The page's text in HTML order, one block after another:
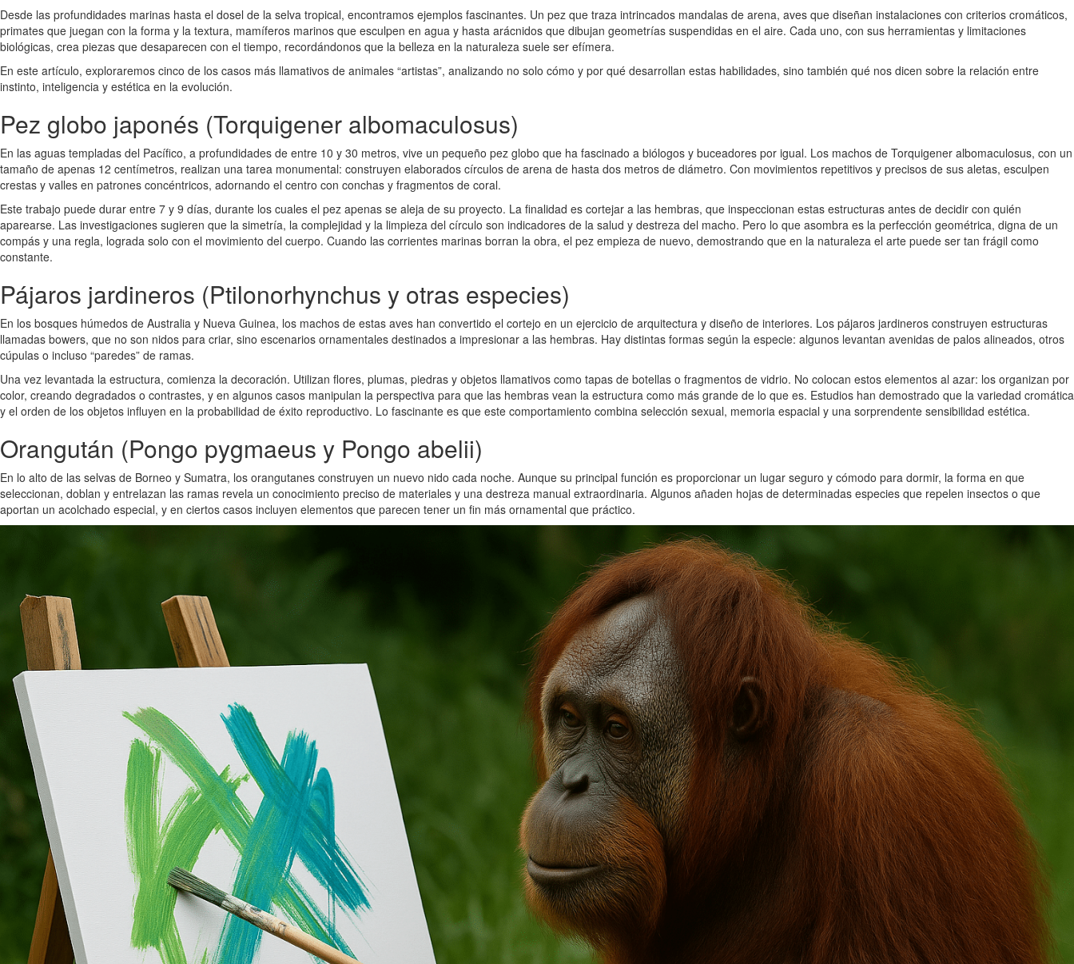
Desde las profundidades marinas hasta el dosel de la selva tropical, encontramos ejemplos fascinantes. Un pez que traza intrincados mandalas de arena, aves que diseñan instalaciones con criterios cromáticos,
primates que juegan con la forma y la textura, mamíferos marinos que esculpen en agua y hasta arácnidos que dibujan geometrías suspendidas en el aire. Cada uno, con sus herramientas y limitaciones
biológicas, crea piezas que desaparecen con el tiempo, recordándonos que la belleza en la naturaleza suele ser efímera.
En este artículo, exploraremos cinco de los casos más llamativos de animales “artistas”, analizando no solo cómo y por qué desarrollan estas habilidades, sino también qué nos dicen sobre la relación entre
instinto, inteligencia y estética en la evolución.
Pez globo japonés (Torquigener albomaculosus)
En las aguas templadas del Pacífico, a profundidades de entre 10 y 30 metros, vive un pequeño pez globo que ha fascinado a biólogos y buceadores por igual. Los machos de Torquigener albomaculosus, con un
tamaño de apenas 12 centímetros, realizan una tarea monumental: construyen elaborados círculos de arena de hasta dos metros de diámetro. Con movimientos repetitivos y precisos de sus aletas, esculpen
crestas y valles en patrones concéntricos, adornando el centro con conchas y fragmentos de coral.
Este trabajo puede durar entre 7 y 9 días, durante los cuales el pez apenas se aleja de su proyecto. La finalidad es cortejar a las hembras, que inspeccionan estas estructuras antes de decidir con quién
aparearse. Las investigaciones sugieren que la simetría, la complejidad y la limpieza del círculo son indicadores de la salud y destreza del macho. Pero lo que asombra es la perfección geométrica, digna de un
compás y una regla, lograda solo con el movimiento del cuerpo. Cuando las corrientes marinas borran la obra, el pez empieza de nuevo, demostrando que en la naturaleza el arte puede ser tan frágil como
constante.
Pájaros jardineros (Ptilonorhynchus y otras especies)
En los bosques húmedos de Australia y Nueva Guinea, los machos de estas aves han convertido el cortejo en un ejercicio de arquitectura y diseño de interiores. Los pájaros jardineros construyen estructuras
llamadas bowers, que no son nidos para criar, sino escenarios ornamentales destinados a impresionar a las hembras. Hay distintas formas según la especie: algunos levantan avenidas de palos alineados, otros
cúpulas o incluso “paredes” de ramas.
Una vez levantada la estructura, comienza la decoración. Utilizan flores, plumas, piedras y objetos llamativos como tapas de botellas o fragmentos de vidrio. No colocan estos elementos al azar: los organizan por
color, creando degradados o contrastes, y en algunos casos manipulan la perspectiva para que las hembras vean la estructura como más grande de lo que es. Estudios han demostrado que la variedad cromática
y el orden de los objetos influyen en la probabilidad de éxito reproductivo. Lo fascinante es que este comportamiento combina selección sexual, memoria espacial y una sorprendente sensibilidad estética.
Orangután (Pongo pygmaeus y Pongo abelii)
En lo alto de las selvas de Borneo y Sumatra, los orangutanes construyen un nuevo nido cada noche. Aunque su principal función es proporcionar un lugar seguro y cómodo para dormir, la forma en que
seleccionan, doblan y entrelazan las ramas revela un conocimiento preciso de materiales y una destreza manual extraordinaria. Algunos añaden hojas de determinadas especies que repelen insectos o que
aportan un acolchado especial, y en ciertos casos incluyen elementos que parecen tener un fin más ornamental que práctico.